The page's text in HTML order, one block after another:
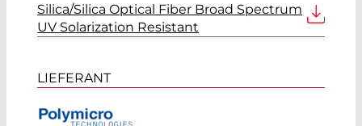
Silica/Silica Optical Fiber Broad Spectrum
UV Solarization Resistant
LIEFERANT